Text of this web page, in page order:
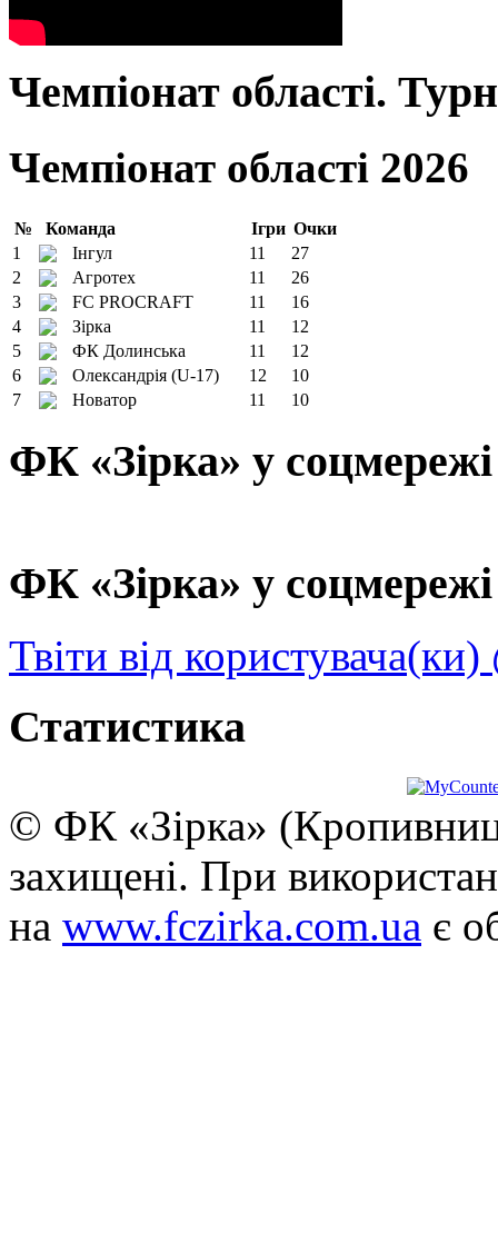
Чемпіонат області.
Чемпіонат області 2026
№ Команда Ігри Очки
1
Інгул 11
27
2
Агротех 11
26
3
FC PROCRAFT 11
16
4
Зірка 11
12
5
ФК Долинська 11
12
6
Олександрія (U-17) 12
10
7
Новатор 11 10
ФК «Зірка» у
ФК «Зірка» у
Твіти від
Статистика
© ФК «Зірка»
захищені. При
на www.fczirka.com.ua є